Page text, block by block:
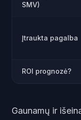
SMV)
Įtraukta pagalba
ROI prognozė?
Gaunamų ir